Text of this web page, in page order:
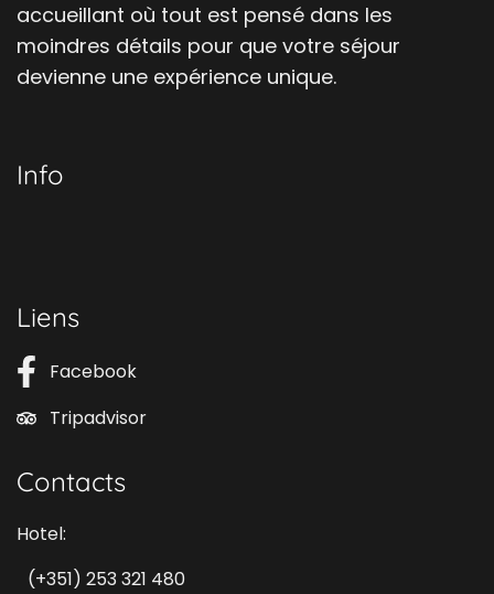
accueillant où tout est pensé dans les
moindres détails pour que votre séjour
devienne une expérience unique.
Info
Liens
Facebook
Tripadvisor
Contacts
Hotel:
(+351) 253 321 480